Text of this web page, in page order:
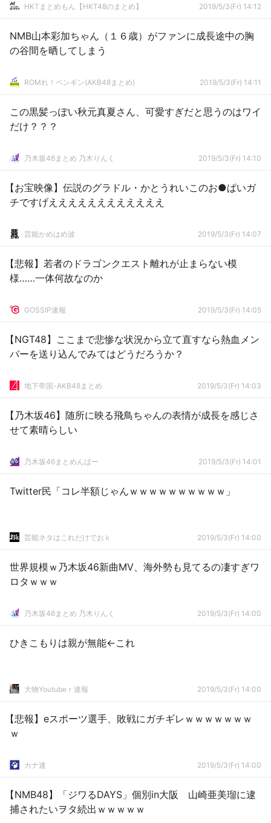
HKTまとめもん【HKT48のまとめ】 2019/5/3(Fr) 14:12
NMB山本彩加ちゃん（１６歳）がファンに成長途中の胸
の谷間を晒してしまう
ROMれ！ペンギン(AKB48まとめ) 2019/5/3(Fr) 14:11
この黒髪っぽい秋元真夏さん、可愛すぎだと思うのはワイ
だけ？？？
乃木坂46まとめ 乃木りんく 2019/5/3(Fr) 14:10
【お宝映像】伝説のグラドル・かとうれいこのお●ぱいガ
チですげええええええええええええ
芸能かめはめ波 2019/5/3(Fr) 14:07
【悲報】若者のドラゴンクエスト離れが止まらない模
様……一体何故なのか
GOSSIP速報 2019/5/3(Fr) 14:05
【NGT48】ここまで悲惨な状況から立て直すなら熱血メン
バーを送り込んでみてはどうだろうか？
地下帝国-AKB48まとめ 2019/5/3(Fr) 14:03
【乃木坂46】随所に映る飛鳥ちゃんの表情が成長を感じさ
せて素晴らしい
乃木坂46まとめんばー 2019/5/3(Fr) 14:01
Twitter民「コレ半額じゃんｗｗｗｗｗｗｗｗｗｗ」
芸能ネタはこれだけでおｋ 2019/5/3(Fr) 14:00
世界規模ｗ乃木坂46新曲MV、海外勢も見てるの凄すぎワ
ロタｗｗｗ
乃木坂46まとめ 乃木りんく 2019/5/3(Fr) 14:00
ひきこもりは親が無能←これ
大物Youtubeｒ速報 2019/5/3(Fr) 14:00
【悲報】eスポーツ選手、敗戦にガチギレｗｗｗｗｗｗｗ
ｗ
カナ速 2019/5/3(Fr) 14:00
【NMB48】「ジワるDAYS」個別in大阪 山崎亜美瑠に逮
捕されたいヲタ続出ｗｗｗｗｗ